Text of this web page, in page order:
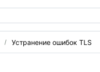
Устранение ошибок TLS